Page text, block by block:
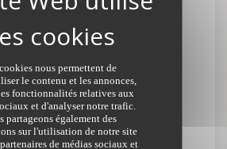
nous permettent de
le contenu et les annonces,
fonctionnalités relatives aux
et d'analyser notre trafic.
partageons également des
sur l'utilisation de notre site
de médias sociaux et